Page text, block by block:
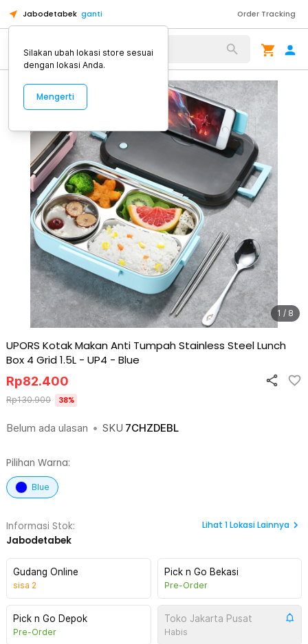
Jabodetabek ganti Order Tracking
Alat Kopi
1 / 8
UPORS Kotak Makan Anti Tumpah Stainless Steel Lunch
Box 4 Grid 1.5L - UP4 - Blue
Belum ada ulasan • SKU 7CHZDEBL
Rp82.400
Rp130.900 38%
Pilihan Warna:
Blue
Informasi Stok:
Jabodetabek
Lihat 1Lokasi Lainnya
Gudang Online
sisa 2
Pick n Go Bekasi
Pre-Order
Pick n Go Depok
Pre-Order
Toko Jakarta Pusat
Habis
Silakan ubah lokasi store sesuai
dengan lokasi Anda.
Mengerti